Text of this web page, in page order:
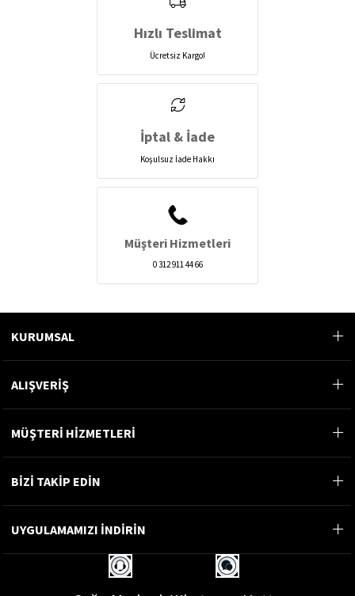
Hızlı Teslimat
Ücretsiz Kargo!
İptal & İade
Koşulsuz İade Hakkı
Müşteri Hizmetleri
0 312 911 44 66
KURUMSAL
ALIŞVERİŞ
MÜŞTERİ HİZMETLERİ
BİZİ TAKİP EDİN
UYGULAMAMIZI İNDİRİN